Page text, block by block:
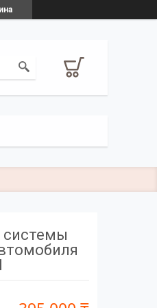
системы